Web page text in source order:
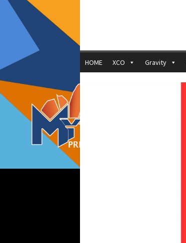
HOME XCO Gravity